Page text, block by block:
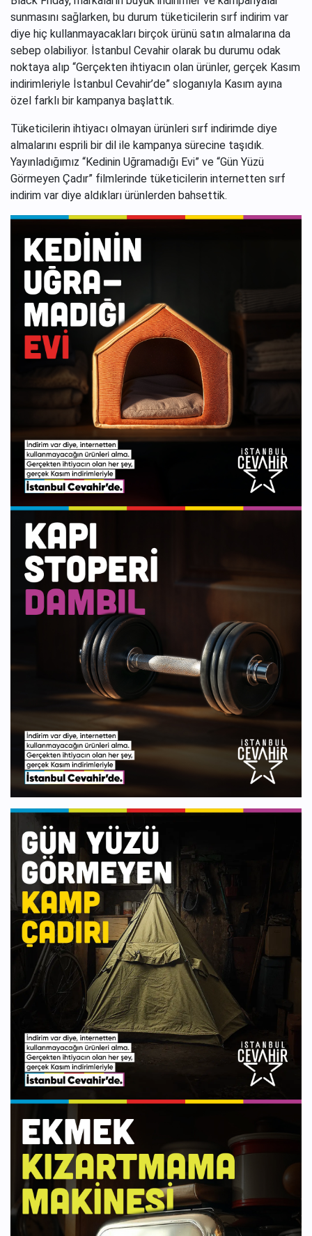
sunmasını sağlarken, bu durum tüketicilerin sırf indirim var
diye hiç kullanmayacakları birçok ürünü satın almalarına da
sebep olabiliyor. İstanbul Cevahir olarak bu durumu odak
noktaya alıp “Gerçekten ihtiyacın olan ürünler, gerçek Kasım
indirimleriyle İstanbul Cevahir’de” sloganıyla Kasım ayına
özel farklı bir kampanya başlattık.
Tüketicilerin ihtiyacı olmayan ürünleri sırf indirimde diye
almalarını esprili bir dil ile kampanya sürecine taşıdık.
Yayınladığımız “Kedinin Uğramadığı Evi” ve “Gün Yüzü
Görmeyen Çadır” filmlerinde tüketicilerin internetten sırf
indirim var diye aldıkları ürünlerden bahsettik.